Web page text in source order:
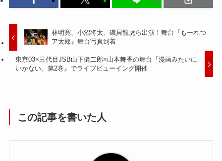
林明寛、小沼将太、磯貝龍虎ら出演！舞台『もーれつ
ア太郎』舞台写真到着
東京03×三代目JSB山下健二郎×山本舞香の舞台『漫画みたいに
いかない。第2巻』でライブビューイング開催
この記事を書いた人